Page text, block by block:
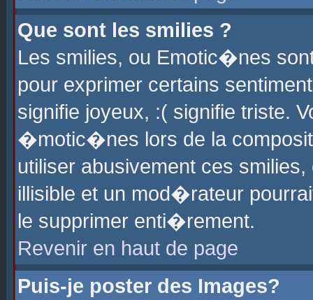
Que sont les smilies ?
Les smilies, ou Emotic�nes
pour exprimer certains
signifie joyeux, :( signifie triste.
�motic�nes lors de la
utiliser abusivement ces
illisible et un mod�rateur
le supprimer enti�rement.
Revenir en haut de page
Puis-je poster des Images?